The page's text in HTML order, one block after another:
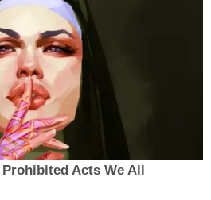
Acts We All